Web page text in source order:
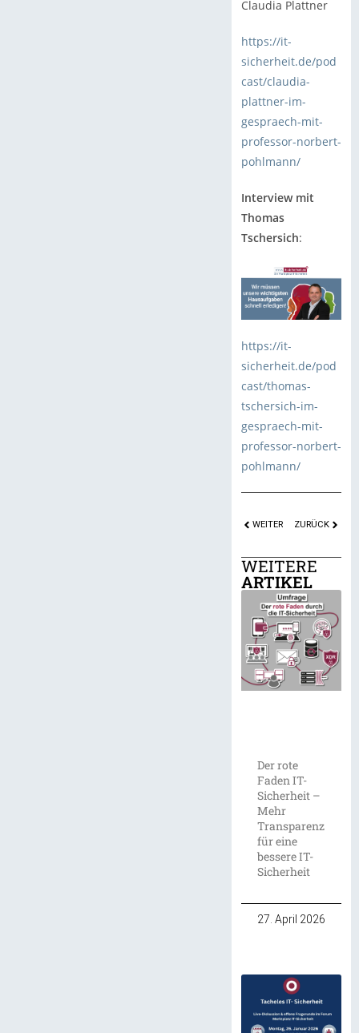
Claudia Plattner
https://it-
sicherheit.de/pod
cast/claudia-
plattner-im-
gespraech-mit-
professor-norbert-
pohlmann/
Interview mit
Thomas
Tschersich:
https://it-
sicherheit.de/pod
cast/thomas-
tschersich-im-
gespraech-mit-
professor-norbert-
pohlmann/
WEITER ZURÜCK
WEITERE
ARTIKEL
Der rote
Faden IT-
Sicherheit –
Mehr
Transparenz
für eine
bessere IT-
Sicherheit
27. April 2026